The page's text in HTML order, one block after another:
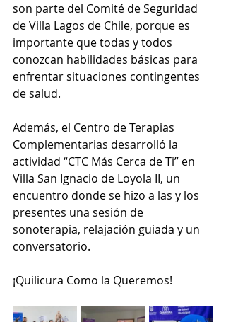
son parte del Comité de Seguridad
de Villa Lagos de Chile, porque es
importante que todas y todos
conozcan habilidades básicas para
enfrentar situaciones contingentes
de salud.
Además, el Centro de Terapias
Complementarias desarrolló la
actividad “CTC Más Cerca de Ti” en
Villa San Ignacio de Loyola II, un
encuentro donde se hizo a las y los
presentes una sesión de
sonoterapia, relajación guiada y un
conversatorio.
¡Quilicura Como la Queremos!